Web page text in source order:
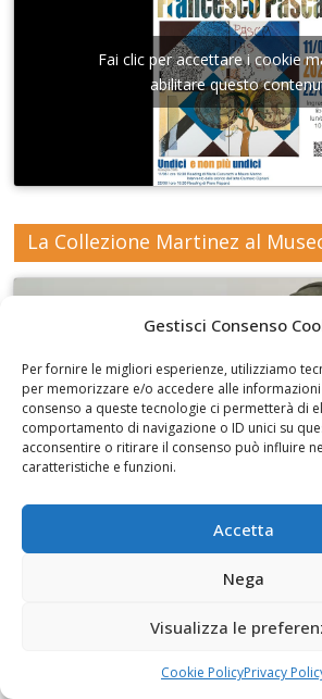
Gestisci Consenso
Per fornire le migliori esperienze, utilizziamo
per memorizzare e/o accedere alle
consenso a queste tecnologie ci permetterà di
comportamento di navigazione o ID unici su
acconsentire o ritirare il consenso può influire
caratteristiche e funzioni.
Accetta
Nega
Visualizza le
Cookie PolicyPrivacy
Fai clic per accettare i cookie
abilitare questo
La Collezione Martinez al
Fai clic per accettare i cookie
abilitare questo